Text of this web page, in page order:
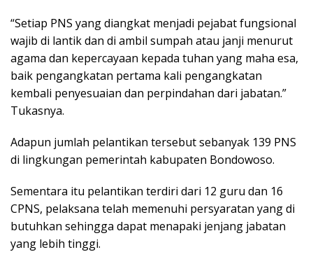
“Setiap PNS yang diangkat menjadi pejabat fungsional
wajib di lantik dan di ambil sumpah atau janji menurut
agama dan kepercayaan kepada tuhan yang maha esa,
baik pengangkatan pertama kali pengangkatan
kembali penyesuaian dan perpindahan dari jabatan.”
Tukasnya.
Adapun jumlah pelantikan tersebut sebanyak 139 PNS
di lingkungan pemerintah kabupaten Bondowoso.
Sementara itu pelantikan terdiri dari 12 guru dan 16
CPNS, pelaksana telah memenuhi persyaratan yang di
butuhkan sehingga dapat menapaki jenjang jabatan
yang lebih tinggi.